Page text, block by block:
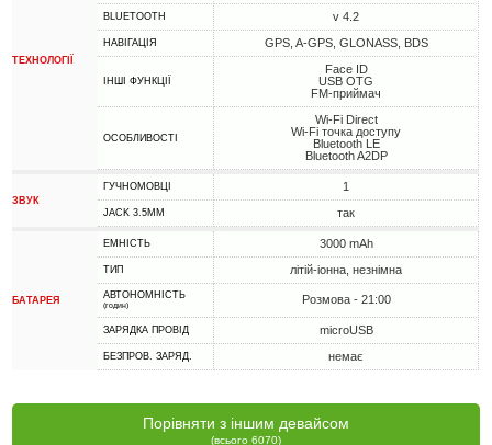
ТЕХНОЛОГІЇ
BLUETOOTH v 4.2
НАВІГАЦІЯ GPS, A-GPS, GLONASS, BDS
ІНШІ ФУНКЦІЇ
Face ID
USB OTG
FM-приймач
ОСОБЛИВОСТІ
Wi-Fi Direct
Wi-Fi точка доступу
Bluetooth LE
Bluetooth A2DP
ЗВУК
ГУЧНОМОВЦІ 1
JACK 3.5MM так
БАТАРЕЯ
ЕМНІСТЬ 3000 mAh
ТИП літій-іонна, незнімна
АВТОНОМНІСТЬ
(годин) Розмова - 21:00
ЗАРЯДКА ПРОВІД microUSB
БЕЗПРОВ. ЗАРЯД. немає
Порівняти з іншим девайсом
(всього 6070)